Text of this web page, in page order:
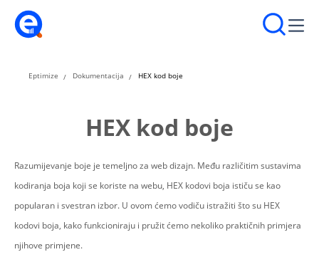
Eptimize Dokumentacija HEX kod boje
HEX kod boje
Razumijevanje boje je temeljno za web dizajn. Među različitim sustavima
kodiranja boja koji se koriste na webu, HEX kodovi boja ističu se kao
popularan i svestran izbor. U ovom ćemo vodiču istražiti što su HEX
kodovi boja, kako funkcioniraju i pružit ćemo nekoliko praktičnih primjera
njihove primjene.